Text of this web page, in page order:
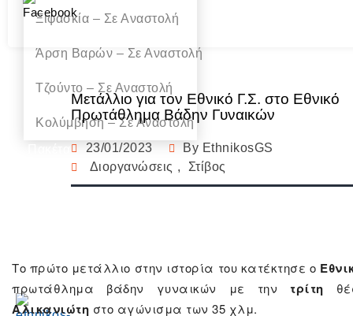
Ξιφασκία – Σε Αναστολή
Άρση Bαρών – Σε Αναστολή
Τζούντο – Σε Αναστολή
Κολύμβηση – Σε Αναστολή
Γυμναστικής
Χορηγοί
Μετάλλιο για τον Εθνικό Γ.Σ. στο Εθνικό
Πρωτάθλημα Βάδην Γυναικών
23/01/2023 By EthnikosGS
Διοργανώσεις , Στίβος
Το πρώτο μετάλλιο στην ιστορία του κατέκτησε ο
πρωτάθλημα βάδην γυναικών με την τρίτη
Αλικανιώτη στο αγώνισμα των 35 χλμ.